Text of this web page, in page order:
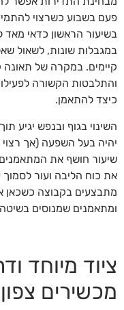
פעם בשבוע כשרצוי
בשיעור הראשון כדאי
במגבלות שונות, לשאול
קיימים. במקרה של
והתלבטות הקשורה
כיצד להתאמן.
השינוי בגוף ובנפש יגיע
יהיה בעל השפעה (אך
שיעור חושף את
את כוח הליבה ועור לסמוך
מתבצעים בקבוצה כשכאן
ומתאמנים שמנוסים
ציוד מיוחד
מכשירים